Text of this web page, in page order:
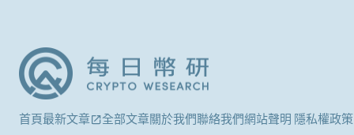
首頁最新文章 全部文章關於我們聯絡我們網站聲明 隱私權政策